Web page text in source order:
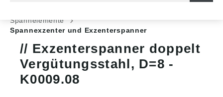
Spannelemente
Spannexzenter und Exzenterspanner
Exzenterspanner doppelt
Vergütungsstahl, D=8 -
K0009.08